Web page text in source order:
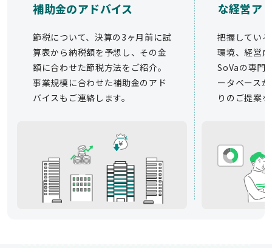
補助金のアドバイス
節税について、決算の3ヶ月前に試
算表から納税額を予想し、その金
額に合わせた節税方法をご紹介。
事業規模に合わせた補助金のアド
バイスもご連絡します。
な経営ア
把握してい
環境、経営
SoVaの専門
ータベース
りのご提案